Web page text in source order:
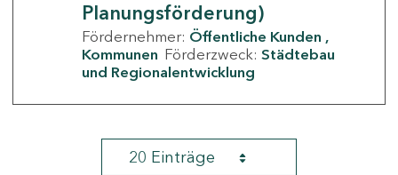
Planungsförderung)
Fördernehmer: Öffentliche Kunden
Kommunen Förderzweck: Städtebau
und Regionalentwicklung
20 Einträge